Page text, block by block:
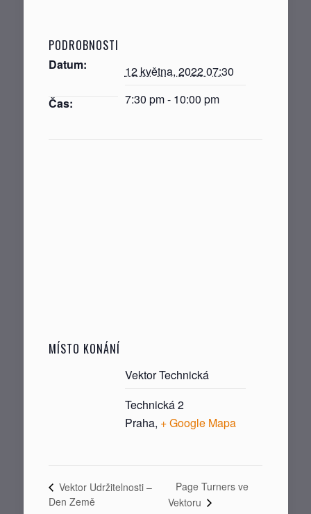
PODROBNOSTI
Datum:
12 května, 2022 07:30
Čas:
7:30 pm - 10:00 pm
MÍSTO KONÁNÍ
Vektor Technická
Technická 2
Praha, + Google Mapa
Vektor Udržitelnosti –
Den Země
Page Turners ve
Vektoru